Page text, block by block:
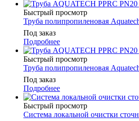
Быстрый просмотр
Труба полипропиленовая
Под заказ
Подробнее
Быстрый просмотр
Труба полипропиленовая
Под заказ
Подробнее
Быстрый просмотр
Система локальной очистки